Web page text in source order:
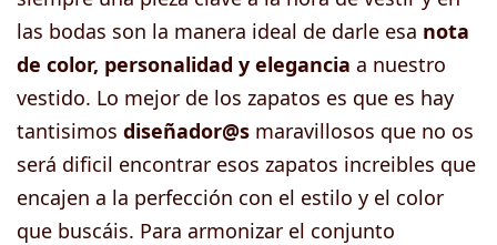
las bodas son la manera ideal de darle esa nota
de color, personalidad y elegancia a nuestro
vestido. Lo mejor de los zapatos es que es hay
tantisimos diseñador@s maravillosos que no os
será dificil encontrar esos zapatos increibles que
encajen a la perfección con el estilo y el color
que buscáis. Para armonizar el conjunto